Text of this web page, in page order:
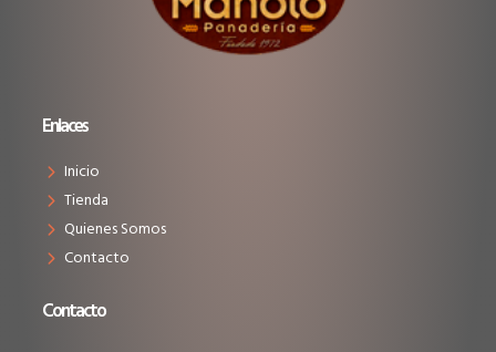
Enlaces
Inicio
Tienda
Quienes Somos
Contacto
Contacto